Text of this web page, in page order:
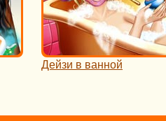
Дейзи в ванной